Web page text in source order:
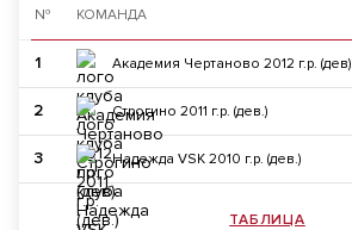
№ КОМАНДА
1 Академия Чертаново 2012 г.р. (дев)
2 Строгино 2011 г.р. (дев.)
3 Надежда VSK 2010 г.р. (дев.)
ТАБЛИЦА